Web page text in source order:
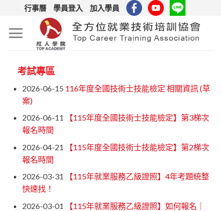
content
行事曆 學員登入 加入學員
考試專區
2026-06-15 116年度全國技術士技能檢定 相關資訊 (草
案)
2026-06-11
【115年度全國技術士技能檢定】第3梯次
報名時間
2026-04-21
【115年度全國技術士技能檢定】第2梯次
報名時間
2026-03-31
【115年就業服務乙級證照】4年考題統整
快速找！
2026-03-01
【115年就業服務乙級證照】如何報名｜